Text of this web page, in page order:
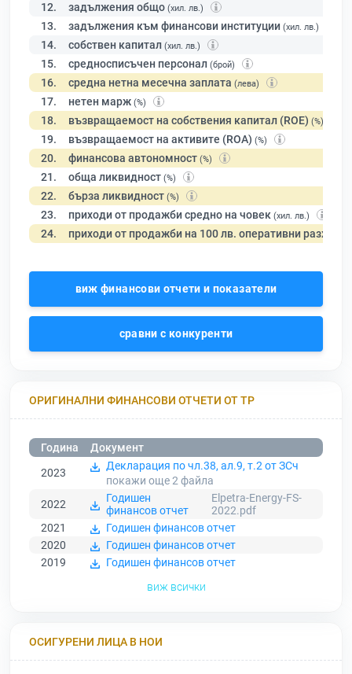
12. задължения общо (хил. лв.)
13. задължения към финансови институции (хил. лв.)
14. собствен капитал (хил. лв.)
15. средносписъчен персонал (брой)
16. средна нетна месечна заплата (лева)
17. нетен марж (%)
18. възвращаемост на собствения капитал (ROE) (%)
19. възвращаемост на активите (ROA) (%)
20. финансова автономност (%)
21. обща ликвидност (%)
22. бърза ликвидност (%)
23. приходи от продажби средно на човек (хил. лв.)
24. приходи от продажби на 100 лв. оперативни разходи
виж финансови отчети и показатели
сравни с конкуренти
ОРИГИНАЛНИ ФИНАНСОВИ ОТЧЕТИ ОТ ТР
Година
Документ
2023
Декларация по чл.38, ал.9, т.2 от ЗСч
покажи още 2файла
2022
Годишен
финансов отчет
Elpetra-Energy-FS-
2022.pdf
2021
Годишен финансов отчет
2020
Годишен финансов отчет
2019
Годишен финансов отчет
виж всички
ОСИГУРЕНИ ЛИЦА В НОИ